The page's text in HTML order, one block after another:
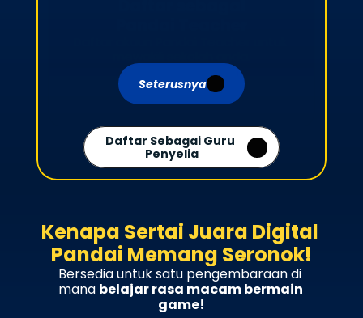
Seterusnya
Daftar Sebagai Guru
Penyelia
Kenapa Sertai Juara Digital
Pandai Memang Seronok!
Bersedia untuk satu pengembaraan di
mana belajar rasa macam bermain
game!